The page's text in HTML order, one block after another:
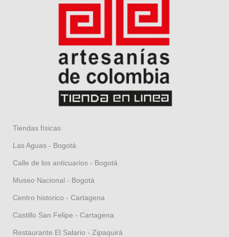
Tiendas físicas
Las Aguas - Bogotá
Calle de los anticuarios - Bogotá
Museo Nacional - Bogotá
Centro historico - Cartagena
Castillo San Felipe - Cartagena
Restaurante El Salario - Zipaquirá